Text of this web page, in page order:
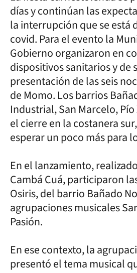
días y continúan las
la interrupción que se está
covid. Para el evento la
Gobierno organizaron en
dispositivos sanitarios y de
presentación de las seis
de Momo. Los barrios
Industrial, San Marcelo, Pío
el cierre en la costanera
esperar un poco más para
En el lanzamiento,
Cambá Cuá, participaron
Osiris, del barrio Bañado
agrupaciones musicales
Pasión.
En ese contexto, la
presentó el tema musical